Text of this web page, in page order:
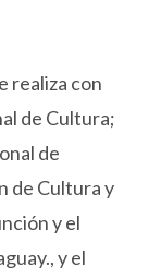
realiza con
de Cultura;
de
de Cultura y
y el
y el